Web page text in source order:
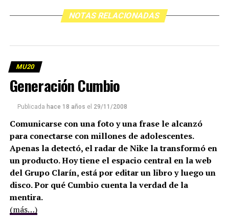
NOTAS RELACIONADAS
MU20
Generación Cumbio
Publicada hace 18 años el 29/11/2008
Comunicarse con una foto y una frase le alcanzó
para conectarse con millones de adolescentes.
Apenas la detectó, el radar de Nike la transformó en
un producto. Hoy tiene el espacio central en la web
del Grupo Clarín, está por editar un libro y luego un
disco. Por qué Cumbio cuenta la verdad de la
mentira.
(más…)